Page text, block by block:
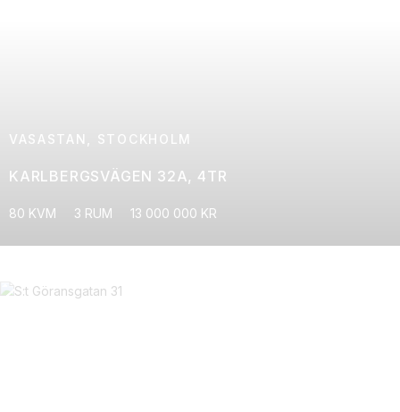
VASASTAN, STOCKHOLM
KARLBERGSVÄGEN 32A, 4TR
80 KVM 3 RUM 13 000 000 KR